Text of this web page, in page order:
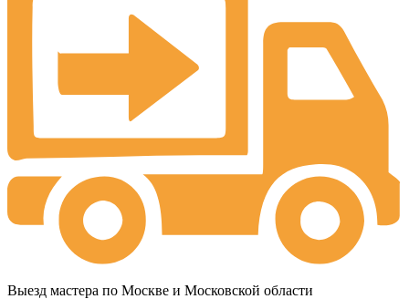
Выезд мастера по Москве и Московской области